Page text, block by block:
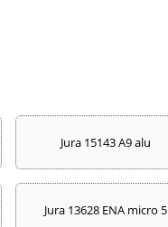
Jura 15143 A9 alu
Jura 13628 ENA micro 5